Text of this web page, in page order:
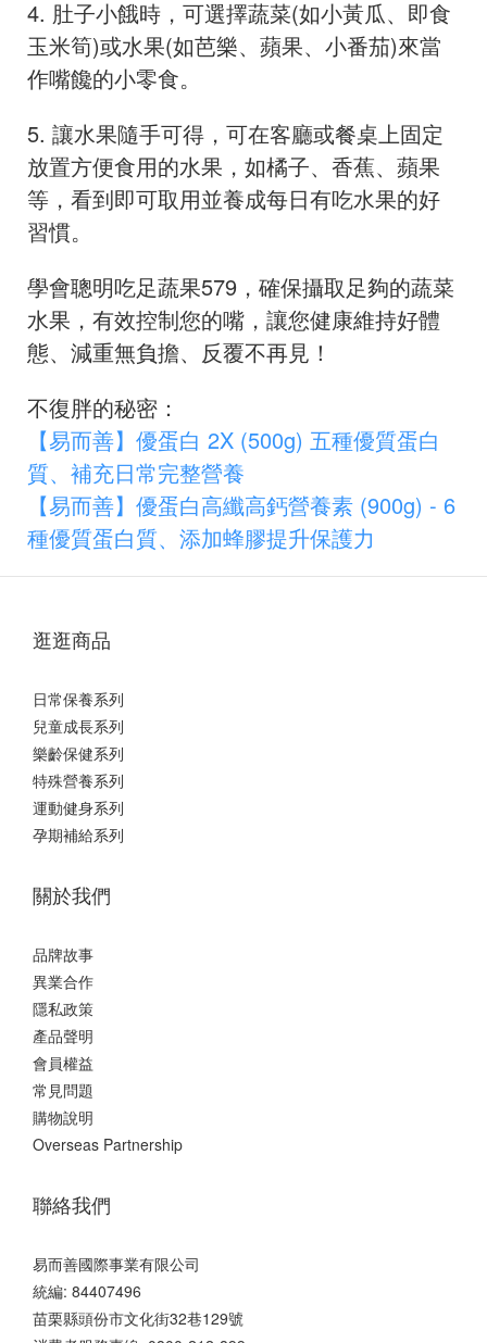
4. 肚子小餓時，可選擇蔬菜(如小黃瓜、即食
玉米筍)或水果(如芭樂、蘋果、小番茄)來當
作嘴饞的小零食。
5. 讓水果隨手可得，可在客廳或餐桌上固定
放置方便食用的水果，如橘子、香蕉、蘋果
等，看到即可取用並養成每日有吃水果的好
習慣。
學會聰明吃足蔬果579，確保攝取足夠的蔬菜
水果，有效控制您的嘴，讓您健康維持好體
態、減重無負擔、反覆不再見！
不復胖的秘密：
【易而善】優蛋白 2X (500g) 五種優質蛋白
質、補充日常完整營養
【易而善】優蛋白高纖高鈣營養素 (900g) - 6
種優質蛋白質、添加蜂膠提升保護力
逛逛商品
日常保養系列
兒童成長系列
樂齡保健系列
特殊營養系列
運動健身系列
孕期補給系列
關於我們
品牌故事
異業合作
隱私政策
產品聲明
會員權益
常見問題
購物說明
Overseas Partnership
聯絡我們
易而善國際事業有限公司
統編: 84407496
苗栗縣頭份市文化街32巷129號